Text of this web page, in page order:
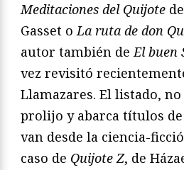
Meditaciones del Quijote
Gasset oLa ruta de don
autor también deEl buen
vez revisitó
Llamazares. El listado,
prolijo y abarca títulos
van desde la ciencia-
caso de Quijote Z, de